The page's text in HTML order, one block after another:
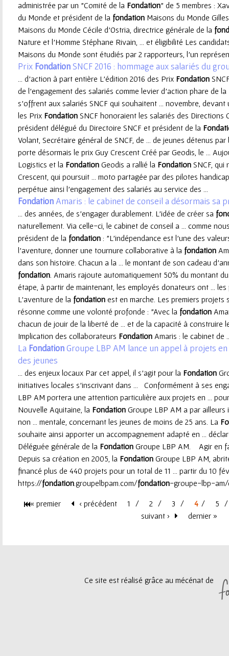
u
r
administrée par un "Comité de la Fondation" de 5 membres :
du Monde et président de la fondation Maisons du Monde
Maisons du Monde Cécile d'Ostria, directrice générale de la
Nature et l'Homme Stéphane Rivain, ... et éligibilité Les
Maisons du Monde sont étudiés par 2 rapporteurs, l'un
Prix Fondation SNCF 2016 : hommage aux salariés du
... d'action à part entière L’édition 2016 des Prix Fondation
de l’engagement des salariés comme levier d’action phare de la
s’offrent aux salariés SNCF qui souhaitent ... novembre,
les Prix Fondation SNCF honoraient les salariés des Directions
président délégué du Directoire SNCF et président de la
Volant, Secrétaire général de SNCF, de ... de jeunes détenus
porte désormais le prix Guy Crescent Créé par Geodis, le ...
Logistics et la Fondation Geodis a rallié la Fondation SNCF, qui
Crescent, qui poursuit ... moto partagée par des pilotes
perpétue ainsi l’engagement des salariés au service des ...
Fondation Amaris : le cabinet de conseil a désormais sa
... des années, de s'engager durablement. L'idée de créer sa
naturellement. Via celle-ci, le cabinet de conseil a ... comme
président de la fondation : "L'indépendance est l'une des
l'aventure, donner une tournure collaborative à la fondation
dans son histoire. Chacun a la ... le montant de son cadeau
fondation . Amaris rajoute automatiquement 50% du montant
étape, à partir de maintenant, les employés donateurs ont ...
L'aventure de la fondation est en marche. Les premiers projets
résonne comme une volonté profonde : "Avec la fondation
chacun de jouir de la liberté de ... et de la capacité à construire
Implication des collaborateurs Fondation Amaris : le cabinet de
La FondationGroupe LBP AM lance un appel à projets
des jeunes
... des enjeux locaux Par cet appel, il s’agit pour la Fondation
initiatives locales s’inscrivant dans ... Conformément à ses
LBP AM portera une attention particulière aux projets en ...
Nouvelle Aquitaine, la Fondation Groupe LBP AM a par
non ... mentale, concernant les jeunes de moins de 25 ans. La
souhaite ainsi apporter un accompagnement adapté en ...
Déléguée générale de la Fondation Groupe LBP AM. Agir en
Depuis sa création en 2005, la Fondation Groupe LBP AM,
financé plus de 440 projets pour un total de 11 ... partir du 10
https://fondation.groupelbpam.com/fondation-groupe-lbp-am/
« premier ‹ précédent 1 2 3 4
5
suivant ›
dernier »
Ce site est réalisé grâce au mécénat de